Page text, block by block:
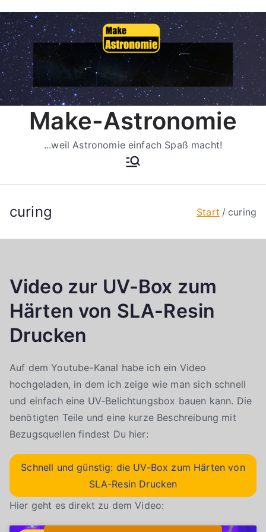
Inhalt
springen
Make-Astronomie
...weil Astronomie einfach Spaß macht!
curing Start curing
Video zur UV-Box zum
Härten von SLA-Resin
Drucken
Auf dem Youtube-Kanal habe ich ein Video
hochgeladen, in dem ich zeige wie man sich schnell
und einfach eine UV-Belichtungsbox bauen kann. Die
benötigten Teile und eine kurze Beschreibung mit
Bezugsquellen findest Du hier:
Schnell und günstig: die UV-Box zum Härten von
SLA-Resin Drucken
Hier geht es direkt zu dem Video: